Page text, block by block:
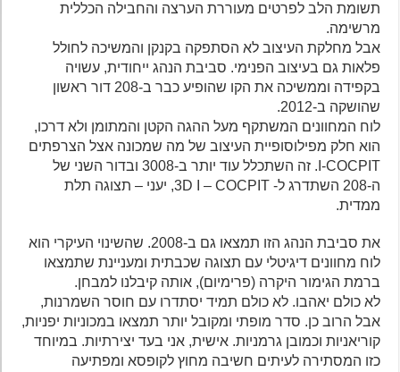
תשומת הלב לפרטים מעוררת הערצה והחבילה הכללית
מרשימה.
אבל מחלקת העיצוב לא הסתפקה בקנקן והמשיכה לחולל
פלאות גם בעיצוב הפנימי. סביבת הנהג ייחודית, עשויה
בקפידה וממשיכה את הקו שהופיע כבר ב-208 דור ראשון
שהושקה ב-2012.
לוח המחוונים המשתקף מעל ההגה הקטן והמתומן ולא דרכו,
הוא חלק מפילוסופיית העיצוב של מה שמכונה אצל הצרפתים
I-COCPIT. זה השתכלל עוד יותר ב-3008 ובדור השני של
ה-208 השתדרג ל- 3D I – COCPIT, יעני – תצוגה תלת
ממדית.
את סביבת הנהג הזו תמצאו גם ב-2008. שהשינוי העיקרי הוא
לוח מחוונים דיגיטלי עם תצוגה שכבתית ומעניינת שתמצאו
ברמת הגימור היקרה (פרימיום), אותה קיבלנו למבחן.
לא כולם יאהבו. לא כולם תמיד יסתדרו עם חוסר השמרנות,
אבל הרוב כן. סדר מופתי ומקובל יותר תמצאו במכוניות יפניות,
קוריאניות וכמובן גרמניות. אישית, אני בעד יצירתיות. במיוחד
כזו המסתירה לעיתים חשיבה מחוץ לקופסא ומפתיעה